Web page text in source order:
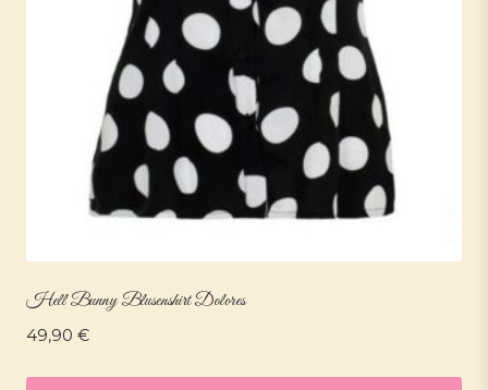
Hell Bunny Blusenshirt Dolores
49,90 €